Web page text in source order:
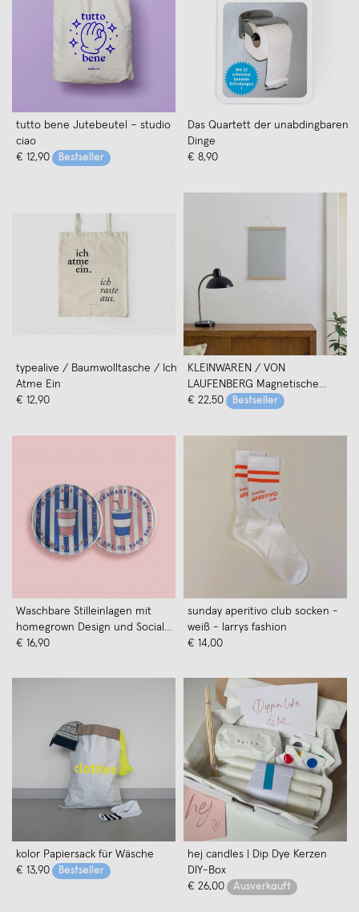
tutto bene Jutebeutel – studio
ciao
€ 12,90
Bestseller
Das Quartett der unabdingbaren
Dinge
€ 8,90
typealive / Baumwolltasche / Ich
Atme Ein
€ 12,90
KLEINWAREN / VON
LAUFENBERG Magnetische
Posterleiste / Bilderleiste Eiche
€ 22,50 Bestseller
Waschbare Stilleinlagen mit
homegrown Design und Social
Impact von moodie x Milkshake
€ 16,90
sunday aperitivo club socken -
weiß - larrys fashion
€ 14,00
kolor Papiersack für Wäsche
€ 13,90
Bestseller
hej candles | Dip Dye Kerzen
DIY-Box
€ 26,00
Ausverkauft